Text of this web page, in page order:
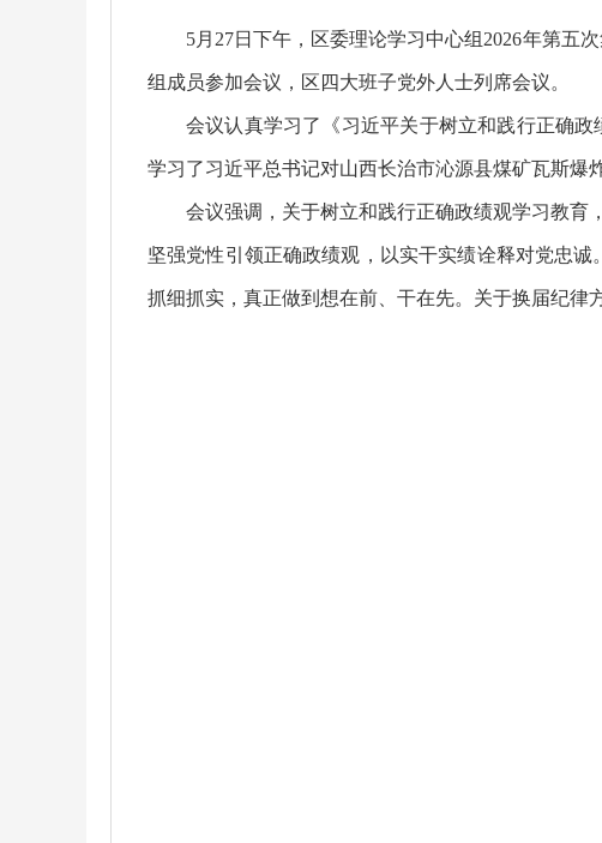
5月27日下午，区委理论学习中心组2026年第五
组成员参加会议，区四大班子党外人士列席会议。
会议认真学习了《习近平关于树立和践行正确
学习了习近平总书记对山西长治市沁源县煤矿瓦斯爆
会议强调，关于树立和践行正确政绩观学习教育
坚强党性引领正确政绩观，以实干实绩诠释对党忠
抓细抓实，真正做到想在前、干在先。关于换届纪律